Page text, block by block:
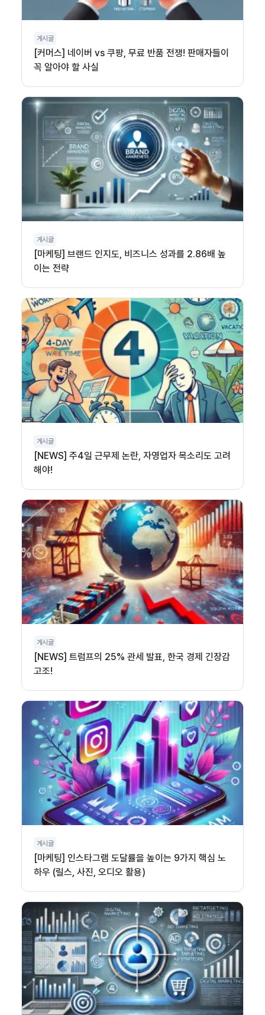
게시글
[커머스] 네이버 vs 쿠팡, 무료 반품 전쟁! 판매자들이
꼭 알아야 할 사실
게시글
[마케팅] 브랜드 인지도, 비즈니스 성과를 2.86배 높
이는 전략
게시글
[NEWS] 주4일 근무제 논란, 자영업자 목소리도 고려
해야!
게시글
[NEWS] 트럼프의 25% 관세 발표, 한국 경제 긴장감
고조!
게시글
[마케팅] 인스타그램 도달률을 높이는 9가지 핵심 노
하우 (릴스, 사진, 오디오 활용)